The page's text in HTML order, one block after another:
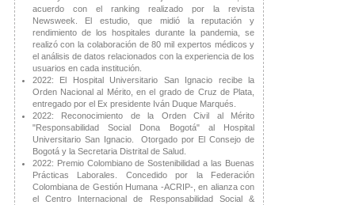
acuerdo con el ranking realizado por la revista
Newsweek. El estudio, que midió la reputación y
rendimiento de los hospitales durante la pandemia, se
realizó con la colaboración de 80 mil expertos médicos y
el análisis de datos relacionados con la experiencia de los
usuarios en cada institución.
2022: El Hospital Universitario San Ignacio recibe la
Orden Nacional al Mérito, en el grado de Cruz de Plata,
entregado por el Ex presidente Iván Duque Marqués.
2022: Reconocimiento de la Orden Civil al Mérito
"Responsabilidad Social Dona Bogotá" al Hospital
Universitario San Ignacio. Otorgado por El Consejo de
Bogotá y la Secretaria Distrital de Salud.
2022: Premio Colombiano de Sostenibilidad a las Buenas
Prácticas Laborales. Concedido por la Federación
Colombiana de Gestión Humana -ACRIP-, en alianza con
el Centro Internacional de Responsabilidad Social &